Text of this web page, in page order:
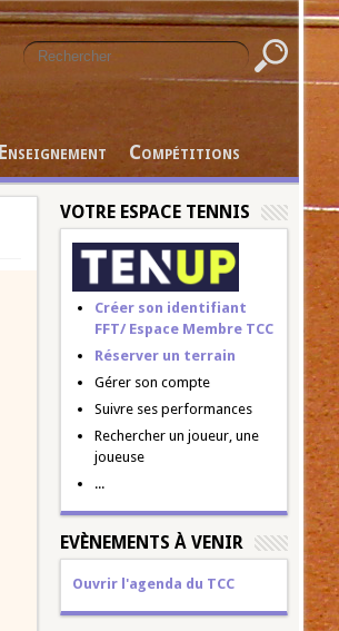
Enseignement Compétitions
VOTRE ESPACE TENNIS
Créer son identifiant
FFT/ Espace Membre TCC
Réserver un terrain
Gérer son compte
Suivre ses performances
Rechercher un joueur, une
joueuse
...
EVÈNEMENTS À VENIR
Ouvrir l'agenda du TCC